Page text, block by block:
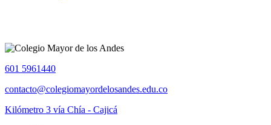
601 5961440
contacto@colegiomayordelosandes.edu.co
Kilómetro 3 vía Chía - Cajicá